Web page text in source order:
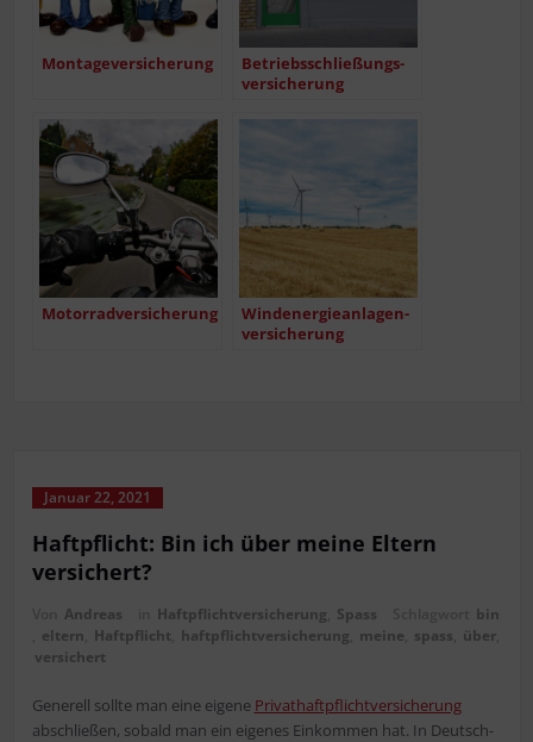
Mon­ta­ge­ver­si­che­rung
Betriebs­schlie­ßungs­
ver­si­che­rung
Motor­rad­ver­si­che­rung
Wind­ener­gie­an­la­gen­
ver­si­che­rung
Januar 22, 2021
Haft­pflicht: Bin ich über mei­ne Eltern
versichert?
Andreas Haftpflichtversicherung Spass
bin
eltern Haftpflicht haftpflichtversicherung mei­ne spass über,
versichert
Gene­rell soll­te man eine eige­ne Pri­vat­haft­pflicht­ver­si­che­rung
abschlie­ßen, sobald man ein eige­nes Ein­kom­men hat. In Deutsch­